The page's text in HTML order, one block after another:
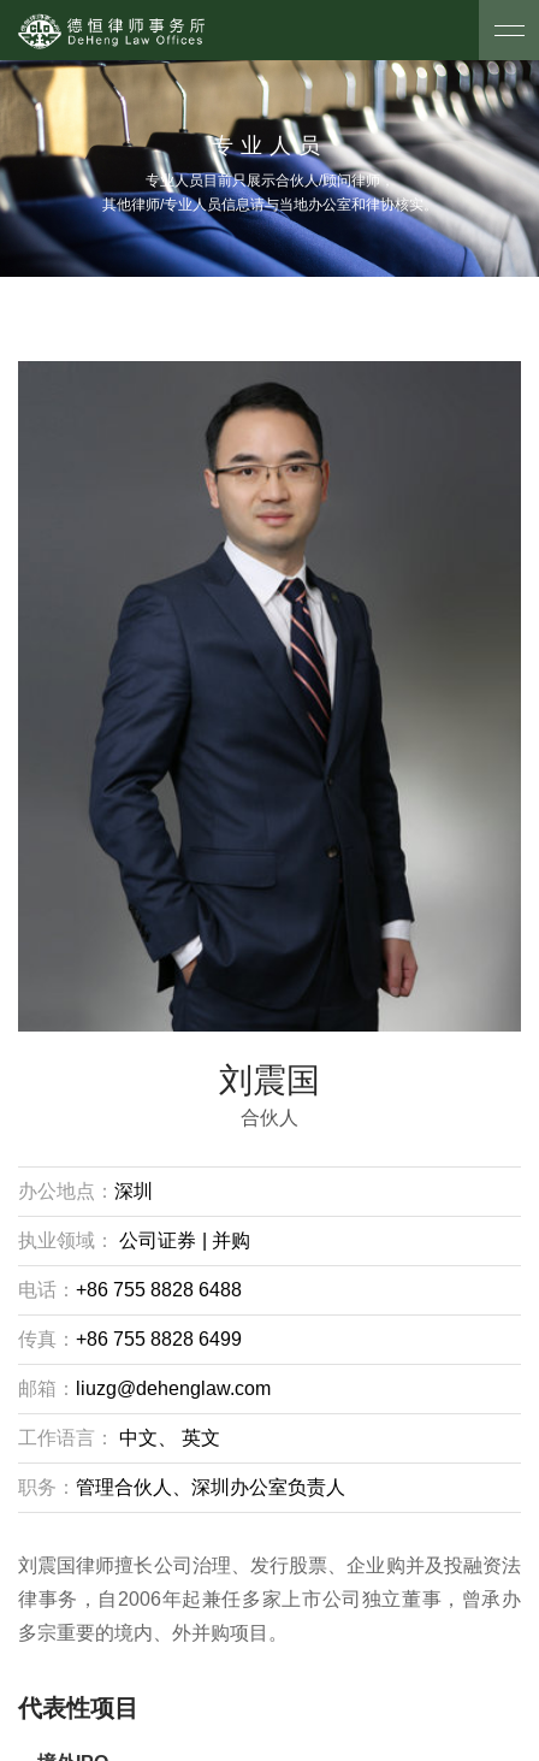
专业人员
专业人员目前只展示合伙人/顾问律师，
其他律师/专业人员信息请与当地办公室和律协核实。
刘震国
合伙人
办公地点： 深圳
执业领域： 公司证券 并购
电话： +86 755 8828 6488
传真： +86 755 8828 6499
邮箱： liuzg@dehenglaw.com
工作语言： 中文、 英文
职务： 管理合伙人、深圳办公室负责人
刘震国律师擅长公司治理、发行股票、企业购并及投融资法
律事务，自2006年起兼任多家上市公司独立董事，曾承办
多宗重要的境内、外并购项目。
代表性项目